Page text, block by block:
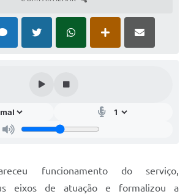
funcionamento do serviço,
eixos de atuação e formalizou a